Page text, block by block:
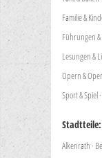
Familie &
Führungen
Lesungen &
Opern &
Sport & Spiel·
Stadtteile:
Alkenrath ·